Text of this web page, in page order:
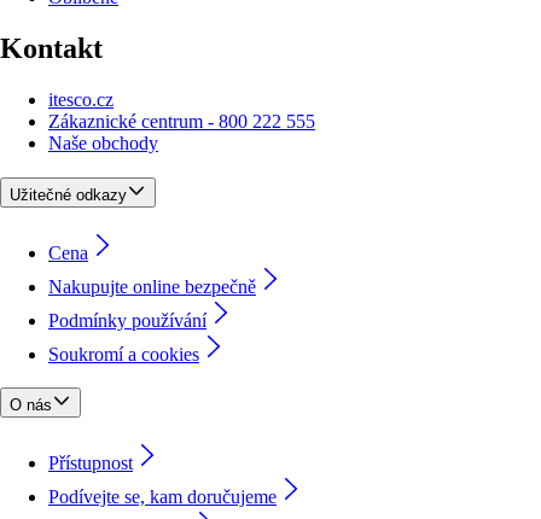
Kontakt
itesco.cz
Zákaznické centrum - 800 222 555
Naše obchody
Užitečné odkazy
Cena
Nakupujte online bezpečně
Podmínky používání
Soukromí a cookies
O nás
Přístupnost
Podívejte se, kam doručujeme